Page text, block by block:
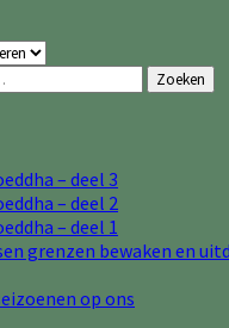
Zoeken
– deel 3
– deel 2
– deel 1
grenzen bewaken en
op ons